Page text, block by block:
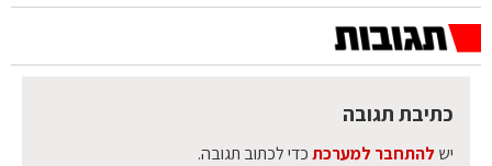
כתיבת תגובה
יש להתחבר למערכתכדי לכתוב תגובה.